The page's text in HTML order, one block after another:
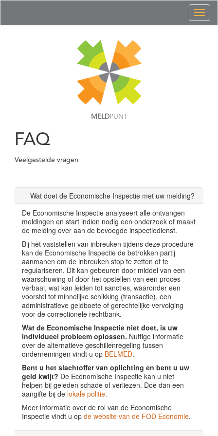
MELDPUNT
FAQ
Veelgestelde vragen
Wat doet de Economische Inspectie met uw melding?
De Economische Inspectie analyseert alle ontvangen
meldingen en start indien nodig een onderzoek of maakt
de melding over aan de bevoegde inspectiedienst.
Bij het vaststellen van inbreuken tijdens deze procedure
kan de Economische Inspectie de betrokken partij
aanmanen om de inbreuken stop te zetten of te
regulariseren. Dit kan gebeuren door middel van een
waarschuwing of door het opstellen van een proces-
verbaal, wat kan leiden tot sancties, waaronder een
voorstel tot minnelijke schikking (transactie), een
administratieve geldboete of gerechtelijke vervolging
voor de correctionele rechtbank.
Wat de Economische Inspectie niet doet, is uw
individueel probleem oplossen. Nuttige informatie
over de alternatieve geschillenregeling tussen
ondernemingen vindt u op BELMED.
Bent u het slachtoffer van oplichting en bent u uw
geld kwijt? De Economische Inspectie kan u niet
helpen bij geleden schade of verliezen. Doe dan een
aangifte bij de lokale politie.
Meer informatie over de rol van de Economische
Inspectie vindt u op de website van de FOD Economie.